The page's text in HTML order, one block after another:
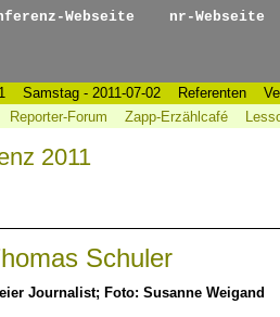
Samstag - 2011-07-02 Referenten
Reporter-Forum Zapp-Erzählcafé
2011
Schuler
Journalist; Foto: Susanne Weigand
Webseite nr-Webseite